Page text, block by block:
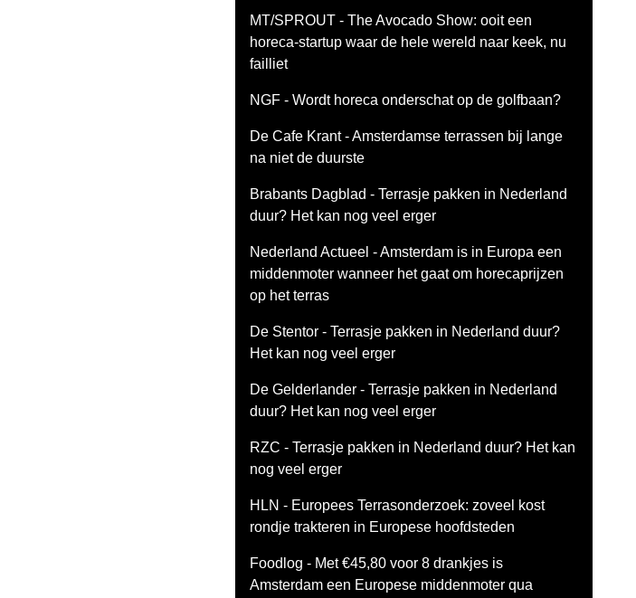
MT/SPROUT - The Avocado Show: ooit een
horeca-startup waar de hele wereld naar keek, nu
failliet
NGF - Wordt horeca onderschat op de golfbaan?
De Cafe Krant - Amsterdamse terrassen bij lange
na niet de duurste
Brabants Dagblad - Terrasje pakken in Nederland
duur? Het kan nog veel erger
Nederland Actueel - Amsterdam is in Europa een
middenmoter wanneer het gaat om horecaprijzen
op het terras
De Stentor - Terrasje pakken in Nederland duur?
Het kan nog veel erger
De Gelderlander - Terrasje pakken in Nederland
duur? Het kan nog veel erger
RZC - Terrasje pakken in Nederland duur? Het kan
nog veel erger
HLN - Europees Terrasonderzoek: zoveel kost
rondje trakteren in Europese hoofdsteden
Foodlog - Met €45,80 voor 8 drankjes is
Amsterdam een Europese middenmoter qua